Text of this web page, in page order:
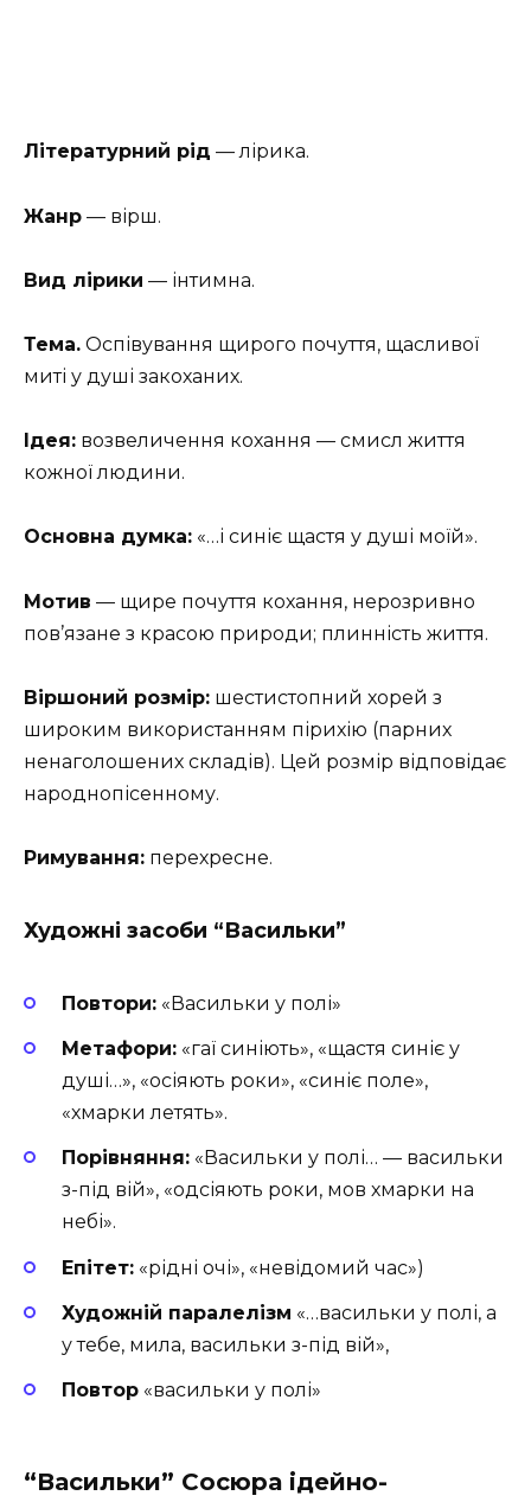
Літературний рід — лірика.
Жанр — вірш.
Вид лірики — інтимна.
Тема. Оспівування щирого почуття, щасливої
миті у душі закоханих.
Ідея: возвеличення кохання — смисл життя
кожної людини.
Основна думка: «…і синіє щастя у душі моїй».
Мотив — щире почуття кохання, нерозривно
пов’язане з красою природи; плинність життя.
Віршоний розмір: шестистопний хорей з
широким використанням пірихію (парних
ненаголошених складів). Цей розмір відповідає
народнопісенному.
Римування: перехресне.
Художні засоби “Васильки”
Повтори: «Васильки у полі»
Метафори: «гаї синіють», «щастя синіє у
душі…», «осіяють роки», «синіє поле»,
«хмарки летять».
Порівняння: «Васильки у полі… — васильки
з-під вій», «одсіяють роки, мов хмарки на
небі».
Епітет: «рідні очі», «невідомий час»)
Художній паралелізм «…васильки у полі, а
у тебе, мила, васильки з-під вій»,
Повтор «васильки у полі»
“Васильки” Сосюра ідейно-